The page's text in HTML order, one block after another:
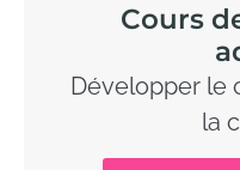
Cours
Développer le
la